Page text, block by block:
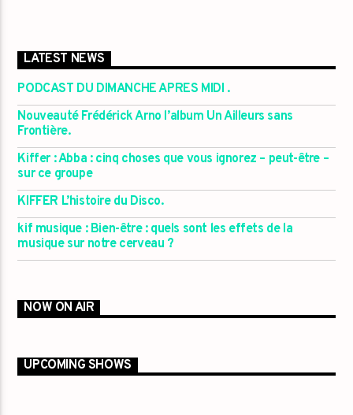
LATEST NEWS
PODCAST DU DIMANCHE APRES MIDI .
Nouveauté Frédérick Arno l’album Un Ailleurs sans
Frontière.
Kiffer : Abba : cinq choses que vous ignorez – peut-être –
sur ce groupe
KIFFER L’histoire du Disco.
kif musique : Bien-être : quels sont les effets de la
musique sur notre cerveau ?
NOW ON AIR
UPCOMING SHOWS